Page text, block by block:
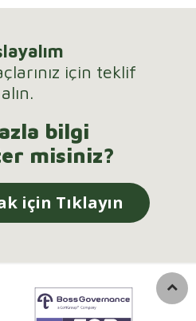
için teklif
alın.
bilgi
misiniz?
için Tıklayın